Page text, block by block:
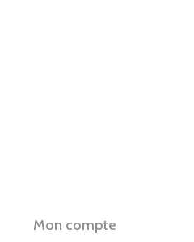
Mon compte